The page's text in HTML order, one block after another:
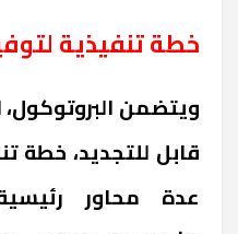
خطة تنفيذية
ويتضمن
قابل للتجديد، خطة
عدة محاور